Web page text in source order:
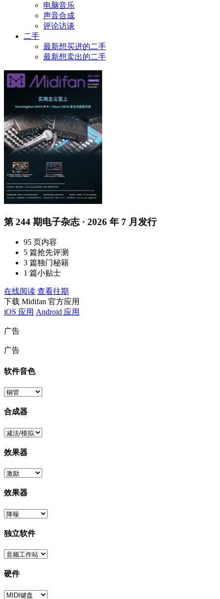
电脑音乐
声音合成
评论访谈
二手
最新想买进的二手
最新想卖出的二手
第 244 期电子杂志 · 2026 年 7 月发行
95 页内容
5 篇抢先评测
3 篇独门秘籍
1 篇小贴士
在线阅读 查看往期
下载 Midifan 官方应用
iOS 应用 Android 应用
广告
广告
软件音色
合成器
效果器
效果器
独立软件
硬件